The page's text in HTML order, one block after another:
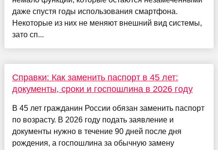
даже спустя годы использования смартфона.
Некоторые из них не меняют внешний вид системы,
зато сп...
Справки: Как заменить паспорт в 45 лет:
документы, сроки и госпошлина в 2026 году
В 45 лет гражданин России обязан заменить паспорт
по возрасту. В 2026 году подать заявление и
документы нужно в течение 90 дней после дня
рождения, а госпошлина за обычную замену